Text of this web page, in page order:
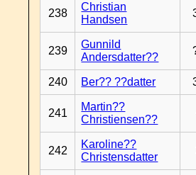
238
Christian
Handsen
239
Gunnild
Andersdatter??
240 Ber?? ??datter
241
Martin??
Christiensen??
242
Karoline??
Christensdatter